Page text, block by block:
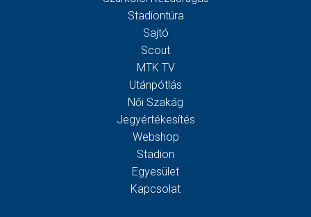
Stadiontúra
Sajtó
Scout
MTK TV
Utánpótlás
Női Szakág
Jegyértékesítés
Webshop
Stadion
Egyesület
Kapcsolat